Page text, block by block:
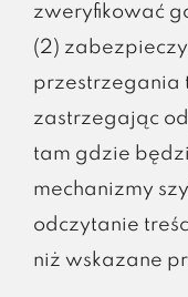
zweryfikować
(2)
przestrzegania
zastrzegając
tam gdzie
mechanizmy
odczytanie
niż wskazane